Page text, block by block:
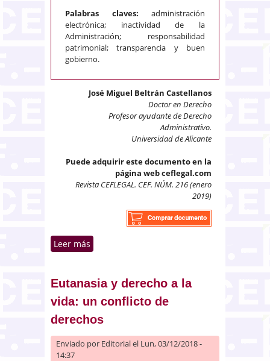
Palabras claves: administración
electrónica; inactividad de la
Administración; responsabilidad
patrimonial; transparencia y buen
gobierno.
José Miguel Beltrán Castellanos
Doctor en Derecho
Profesor ayudante de Derecho
Administrativo.
Universidad de Alicante
Puede adquirir este documento en la
página web ceflegal.com
Revista CEFLEGAL. CEF. NÚM. 216 (enero
2019)
Leer más
materia de transparencia y
administración electrónica
Eutanasia y derecho a la
vida: un conflicto de
derechos
Enviado por Editorialel Lun, 03/12/2018 -
14:37